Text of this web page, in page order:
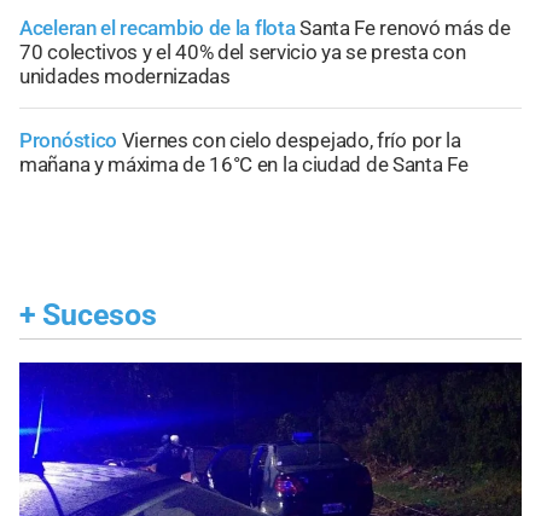
Aceleran el recambio de la flotaSanta Fe renovó más de
70 colectivos y el 40% del servicio ya se presta con
unidades modernizadas
Pronóstico Viernes con cielo despejado, frío por la
mañana y máxima de 16°C en la ciudad de Santa Fe
+ Sucesos